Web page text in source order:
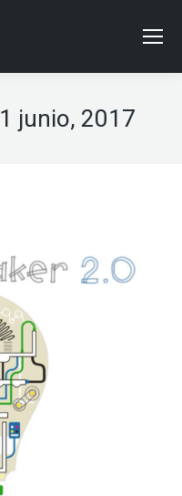
1 junio, 2017